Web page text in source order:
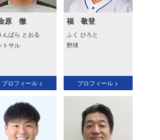
原 徹
んばら とおる
トサル
プロフィール >
福 敬登
ふく ひろと
野球
プロフィール >